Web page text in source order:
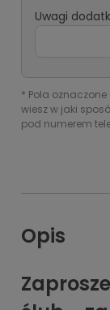
Uwagi
* Pola
wiesz w jaki
pod numerem
Opis